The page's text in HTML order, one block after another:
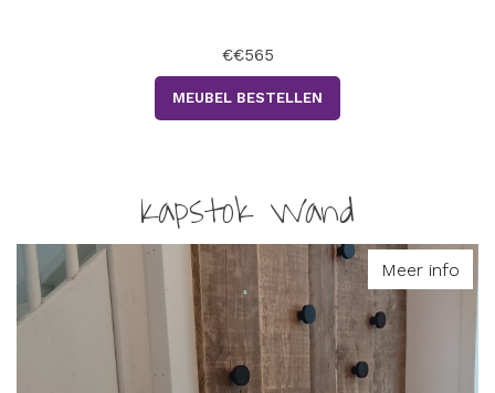
€€565
MEUBEL BESTELLEN
Kapstok Wand
Meer info